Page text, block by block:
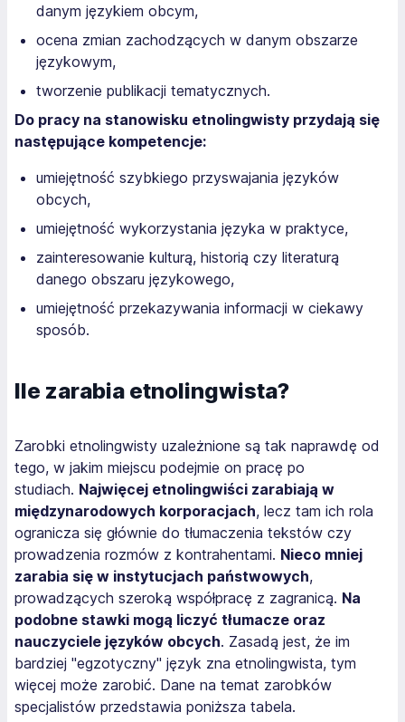
danym językiem obcym,
ocena zmian zachodzących w danym obszarze
językowym,
tworzenie publikacji tematycznych.
Do pracy na stanowisku etnolingwisty przydają się
następujące kompetencje:
umiejętność szybkiego przyswajania języków
obcych,
umiejętność wykorzystania języka w praktyce,
zainteresowanie kulturą, historią czy literaturą
danego obszaru językowego,
umiejętność przekazywania informacji w ciekawy
sposób.
Ile zarabia etnolingwista?
Zarobki etnolingwisty uzależnione są tak naprawdę od
tego, w jakim miejscu podejmie on pracę po
studiach. Najwięcej etnolingwiści zarabiają w
międzynarodowych korporacjach, lecz tam ich rola
ogranicza się głównie do tłumaczenia tekstów czy
prowadzenia rozmów z kontrahentami. Nieco mniej
zarabia się w instytucjach państwowych,
prowadzących szeroką współpracę z zagranicą. Na
podobne stawki mogą liczyć tłumacze oraz
nauczyciele języków obcych. Zasadą jest, że im
bardziej "egzotyczny" język zna etnolingwista, tym
więcej może zarobić. Dane na temat zarobków
specjalistów przedstawia poniższa tabela.